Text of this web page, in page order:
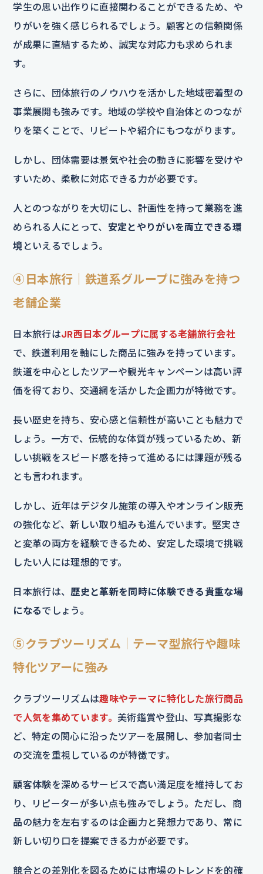
学生の思い出作りに直接関わることができるため、や
りがいを強く感じられるでしょう。顧客との信頼関係
が成果に直結するため、誠実な対応力も求められま
す。
さらに、団体旅行のノウハウを活かした地域密着型の
事業展開も強みです。地域の学校や自治体とのつなが
りを築くことで、リピートや紹介にもつながります。
しかし、団体需要は景気や社会の動きに影響を受けや
すいため、柔軟に対応できる力が必要です。
人とのつながりを大切にし、計画性を持って業務を進
められる人にとって、 安定とやりがいを両立できる環
境 といえるでしょう。
④日本旅行｜鉄道系グループに強みを持つ
老舗企業
日本旅行はJR西日本グループに属する老舗旅行会社
で、鉄道利用を軸にした商品に強みを持っています。
鉄道を中心としたツアーや観光キャンペーンは高い評
価を得ており、交通網を活かした企画力が特徴です。
長い歴史を持ち、安心感と信頼性が高いことも魅力で
しょう。一方で、伝統的な体質が残っているため、新
しい挑戦をスピード感を持って進めるには課題が残る
とも言われます。
しかし、近年はデジタル施策の導入やオンライン販売
の強化など、新しい取り組みも進んでいます。堅実さ
と変革の両方を経験できるため、安定した環境で挑戦
したい人には理想的です。
日本旅行は、 歴史と革新を同時に体験できる貴重な場
になるでしょう。
⑤クラブツーリズム｜テーマ型旅行や趣味
特化ツアーに強み
クラブツーリズムは趣味やテーマに特化した旅行商品
で人気を集めています。 美術鑑賞や登山、写真撮影な
ど、特定の関心に沿ったツアーを展開し、参加者同士
の交流を重視しているのが特徴です。
顧客体験を深めるサービスで高い満足度を維持してお
り、リピーターが多い点も強みでしょう。ただし、商
品の魅力を左右するのは企画力と発想力であり、常に
新しい切り口を提案できる力が必要です。
競合との差別化を図るためには市場のトレンドを的確